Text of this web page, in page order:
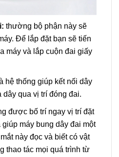
thường bộ phận này sẽ
Để lắp đặt bạn sẽ tiến
máy và lắp cuộn đai giấy
hệ thống giúp kết nối dây
qua vị trí đóng đai.
được bố trí ngay vị trí đặt
máy bung dây đai một
này đọc và biết có vật
thao tác mọi quá trình từ